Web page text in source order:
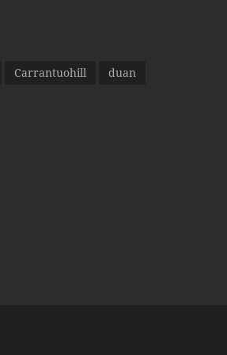
Carrantuohill duan